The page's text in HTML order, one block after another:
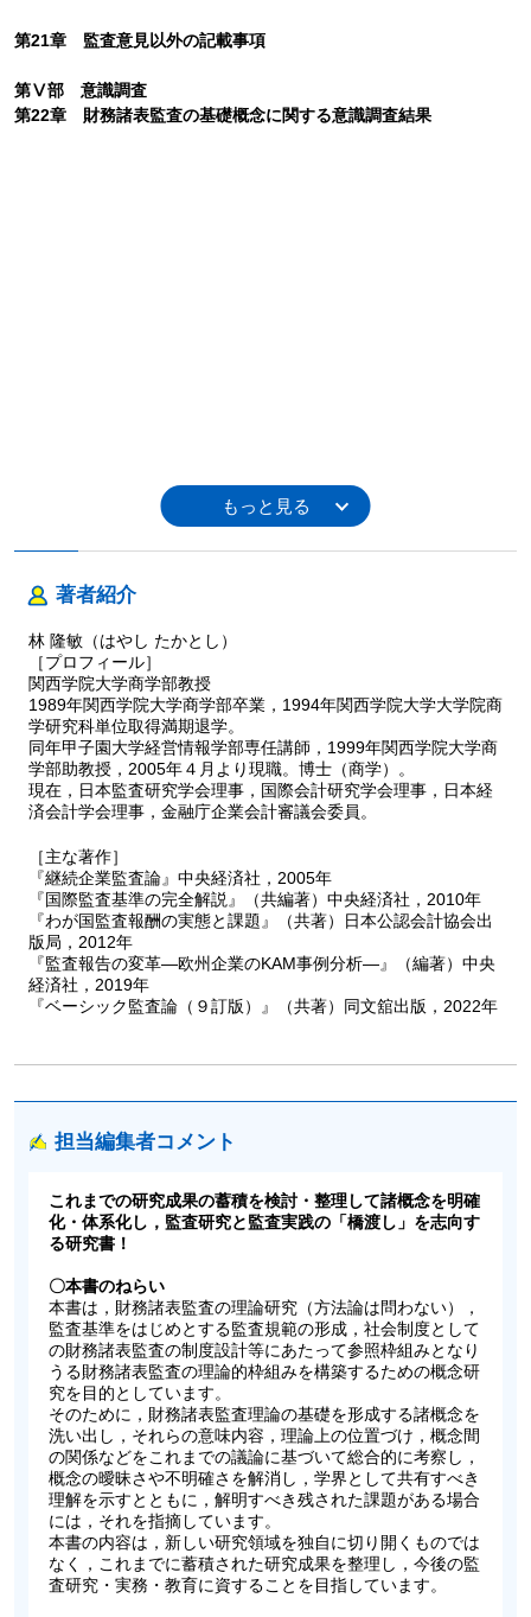
第21章 監査意見以外の記載事項
第Ⅴ部 意識調査
第22章 財務諸表監査の基礎概念に関する意識調査結果
著者紹介
林 隆敏（はやし たかとし）
［プロフィール］
関西学院大学商学部教授
1989年関西学院大学商学部卒業，1994年関西学院大学大学院商
学研究科単位取得満期退学。
同年甲子園大学経営情報学部専任講師，1999年関西学院大学商
学部助教授，2005年４月より現職。博士（商学）。
現在，日本監査研究学会理事，国際会計研究学会理事，日本経
済会計学会理事，金融庁企業会計審議会委員。
［主な著作］
『継続企業監査論』中央経済社，2005年
『国際監査基準の完全解説』（共編著）中央経済社，2010年
『わが国監査報酬の実態と課題』（共著）日本公認会計協会出
版局，2012年
『監査報告の変革―欧州企業のKAM事例分析―』（編著）中央
経済社，2019年
『ベーシック監査論（９訂版）』（共著）同文舘出版，2022年
担当編集者コメント
これまでの研究成果の蓄積を検討・整理して諸概念を明確
化・体系化し，監査研究と監査実践の「橋渡し」を志向す
る研究書！
〇本書のねらい
本書は，財務諸表監査の理論研究（方法論は問わない），
監査基準をはじめとする監査規範の形成，社会制度として
の財務諸表監査の制度設計等にあたって参照枠組みとなり
うる財務諸表監査の理論的枠組みを構築するための概念研
究を目的としています。
そのために，財務諸表監査理論の基礎を形成する諸概念を
洗い出し，それらの意味内容，理論上の位置づけ，概念間
の関係などをこれまでの議論に基づいて総合的に考察し，
概念の曖昧さや不明確さを解消し，学界として共有すべき
理解を示すとともに，解明すべき残された課題がある場合
には，それを指摘しています。
本書の内容は，新しい研究領域を独自に切り開くものでは
なく，これまでに蓄積された研究成果を整理し，今後の監
査研究・実務・教育に資することを目指しています。